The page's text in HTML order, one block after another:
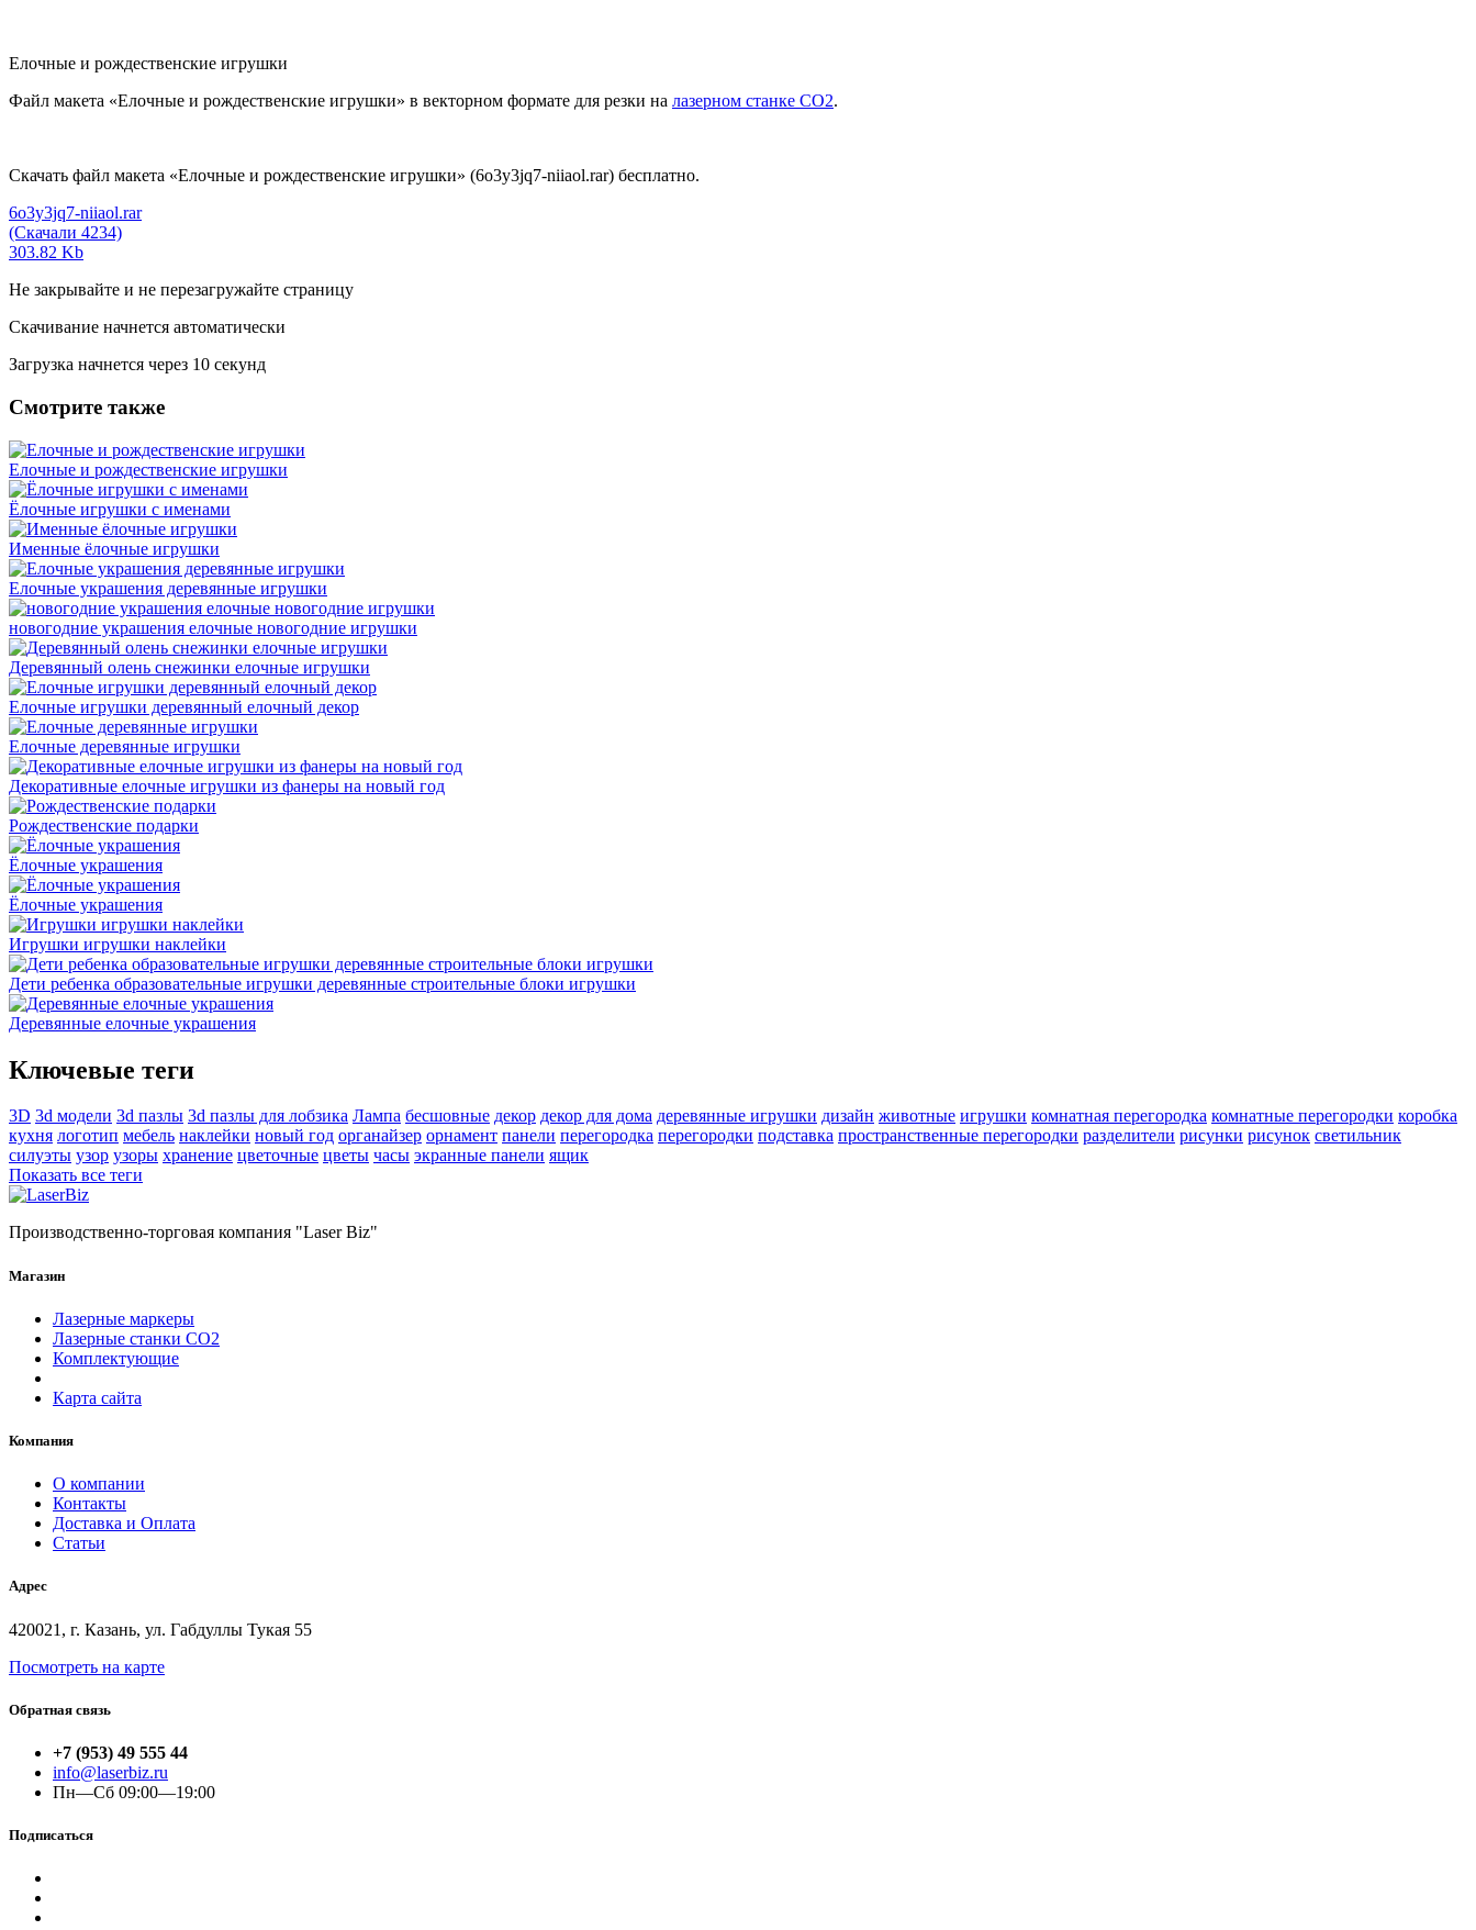
Елочные и рождественские игрушки
Файл макета «Елочные и рождественские игрушки» в векторном формате для резки на лазерном станке СО2.
Скачать файл макета «Елочные и рождественские игрушки» (6o3y3jq7-niiaol.rar) бесплатно.
6o3y3jq7-niiaol.rar
(Скачали 4234)
303.82 Kb
Не закрывайте и не перезагружайте страницу
Скачивание начнется автоматически
Загрузка начнется через 10 секунд
Смотрите также
Елочные и рождественские игрушки
Ёлочные игрушки с именами
Именные ёлочные игрушки
Елочные украшения деревянные игрушки
новогодние украшения елочные новогодние игрушки
Деревянный олень снежинки елочные игрушки
Елочные игрушки деревянный елочный декор
Елочные деревянные игрушки
Декоративные елочные игрушки из фанеры на новый год
Рождественские подарки
Ёлочные украшения
Ёлочные украшения
Игрушки игрушки наклейки
Дети ребенка образовательные игрушки деревянные строительные блоки игрушки
Деревянные елочные украшения
Ключевые теги
3D 3d модели 3d пазлы 3d пазлы для лобзика Лампа бесшовные декор декор для дома деревянные игрушки дизайн животные игрушки комнатная перегородка комнатные перегородки коробка
кухня логотип мебель наклейки новый год органайзер орнамент панели перегородка перегородки подставка пространственные перегородки разделители рисунки рисунок светильник
силуэты узор узоры хранение цветочные цветы часы экранные панели ящик
Показать все теги
Производственно-торговая компания "Laser Biz"
Магазин
Лазерные маркеры
Лазерные станки СО2
Комплектующие
Карта сайта
Компания
О компании
Контакты
Доставка и Оплата
Статьи
Адрес
420021, г. Казань, ул. Габдуллы Тукая 55
Посмотреть на карте
Обратная связь
+7 (953) 49 555 44
info@laserbiz.ru
Пн—Сб 09:00—19:00
Подписаться